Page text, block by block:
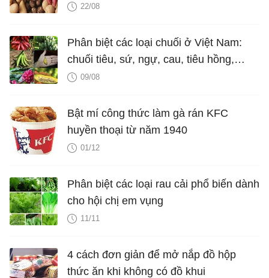
22/08
Phân biệt các loại chuối ở Việt Nam:
chuối tiêu, sứ, ngự, cau, tiêu hồng,
ngốp...
09/08
Bật mí công thức làm gà rán KFC
huyền thoại từ năm 1940
01/12
Phân biệt các loại rau cải phổ biến dành
cho hội chị em vụng
11/11
4 cách đơn giản để mở nắp đồ hộp
thức ăn khi không có đồ khui